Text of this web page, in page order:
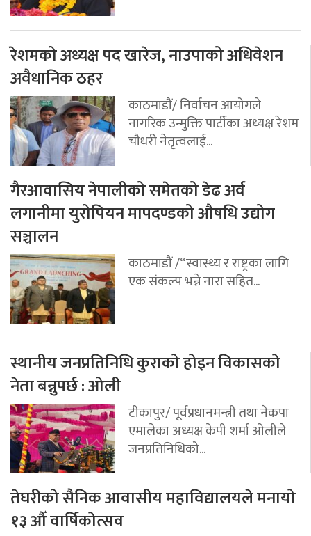
रेशमको अध्यक्ष पद खारेज, नाउपाको अधिवेशन
अवैधानिक ठहर
काठमाडौं/ निर्वाचन आयोगले
नागरिक उन्मुक्ति पार्टीका अध्यक्ष रेशम
चौधरी नेतृत्वलाई...
गैरआवासिय नेपालीको समेतको डेढ अर्व
लगानीमा युरोपियन मापदण्डको औषधि उद्योग
सञ्चालन
काठमाडौं /“स्वास्थ्य र राष्ट्रका लागि
एक संकल्प भन्ने नारा सहित...
स्थानीय जनप्रतिनिधि कुराको होइन विकासको
नेता बन्नुपर्छ : ओली
टीकापुर/ पूर्वप्रधानमन्त्री तथा नेकपा
एमालेका अध्यक्ष केपी शर्मा ओलीले
जनप्रतिनिधिको...
तेघरीको सैनिक आवासीय महाविद्यालयले मनायो
१३ औँ वार्षिकोत्सव